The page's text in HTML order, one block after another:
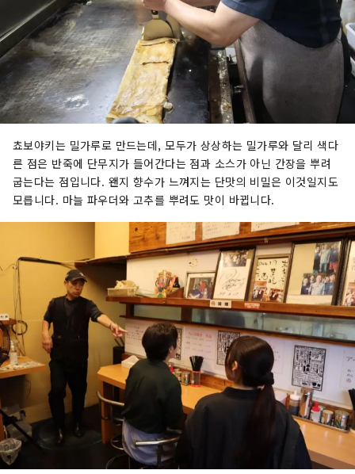
쵸보야키는 밀가루로 만드는데, 모두가 상상하는 밀가루와 달리 색다
른 점은 반죽에 단무지가 들어간다는 점과 소스가 아닌 간장을 뿌려
굽는다는 점입니다. 왠지 향수가 느껴지는 단맛의 비밀은 이것일지도
모릅니다. 마늘 파우더와 고추를 뿌려도 맛이 바뀝니다.